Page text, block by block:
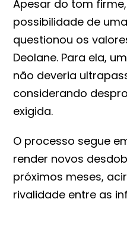
Apesar do tom
possibilidade de
questionou os
Deolane. Para ela,
não deveria
considerando
exigida.
O processo segue
render novos
próximos meses,
rivalidade entre as